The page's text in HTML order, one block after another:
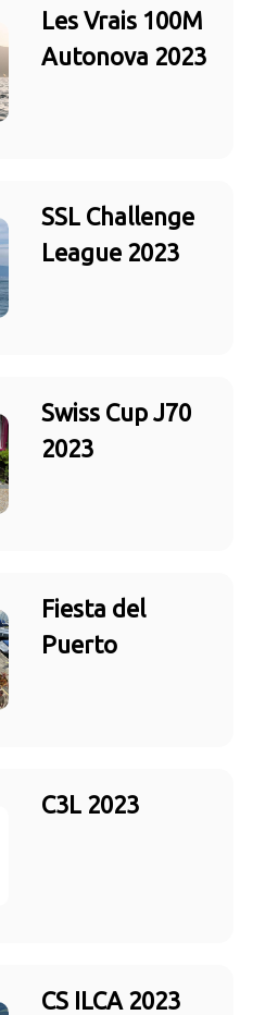
Les Vrais 100M
Autonova 2023
SSL Challenge
League 2023
Swiss Cup J70
2023
Fiesta del
Puerto
C3L 2023
CS ILCA 2023